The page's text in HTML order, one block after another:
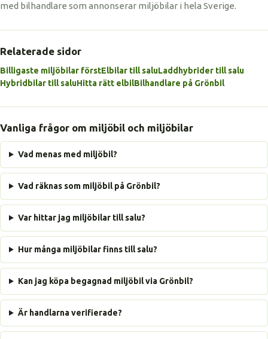
med bilhandlare som annonserar miljöbilar i hela Sverige.
Relaterade sidor
Billigaste miljöbilar förstElbilar till saluLaddhybrider till salu
Hybridbilar till saluHitta rätt elbilBilhandlare på Grönbil
Vanliga frågor om miljöbil och miljöbilar
Vad menas med miljöbil?
Vad räknas som miljöbil på Grönbil?
Var hittar jag miljöbilar till salu?
Hur många miljöbilar finns till salu?
Kan jag köpa begagnad miljöbil via Grönbil?
Är handlarna verifierade?